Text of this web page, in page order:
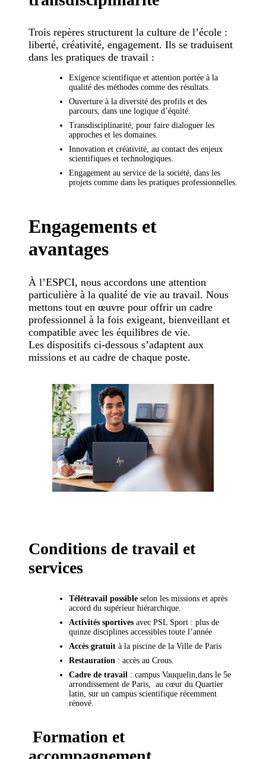
Trois repères structurent la culture de l’école :
liberté, créativité, engagement. Ils se traduisent
dans les pratiques de travail :
Exigence scientifique et attention portée à la
qualité des méthodes comme des résultats.
Ouverture à la diversité des profils et des
parcours, dans une logique d’équité.
Transdisciplinarité, pour faire dialoguer les
approches et les domaines.
Innovation et créativité, au contact des enjeux
scientifiques et technologiques.
Engagement au service de la société, dans les
projets comme dans les pratiques professionnelles.
Engagements et
avantages
À l’ESPCI, nous accordons une attention
particulière à la qualité de vie au travail. Nous
mettons tout en œuvre pour offrir un cadre
professionnel à la fois exigeant, bienveillant et
compatible avec les équilibres de vie.
Les dispositifs ci-dessous s’adaptent aux
missions et au cadre de chaque poste.
Conditions de travail et
services
Télétravail possible selon les missions et après
accord du supérieur hiérarchique.
Activités sportives avec PSL Sport : plus de
quinze disciplines accessibles toute l’année
Accès gratuit à la piscine de la Ville de Paris
Restauration : accès au Crous.
Cadre de travail : campus Vauquelin,dans le 5e
arrondissement de Paris, au cœur du Quartier
latin, sur un campus scientifique récemment
rénové.
Formation et